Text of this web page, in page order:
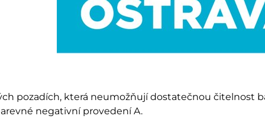
pozadích, která neumožňují dostatečnou čitelnost
negativní provedení A.